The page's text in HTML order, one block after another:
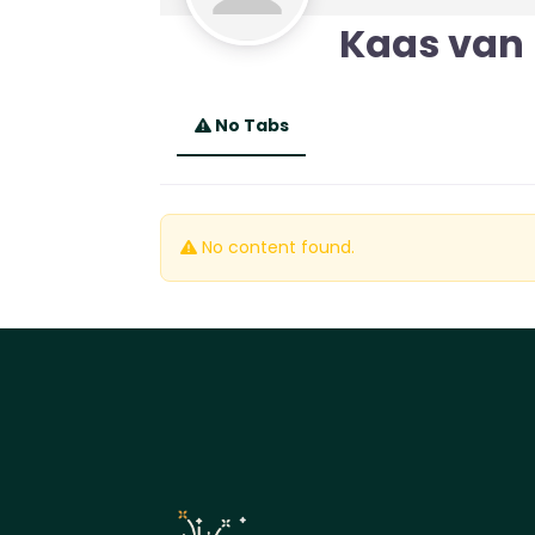
Kaas van
No Tabs
No content found.